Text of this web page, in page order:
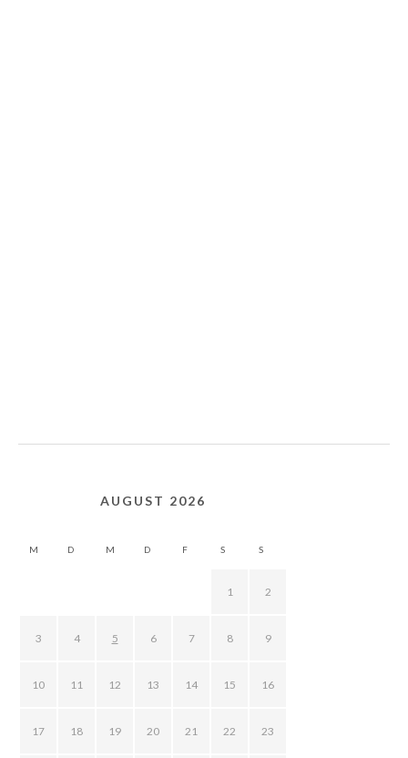
AUGUST 2026
M D M D F S S
1 2
3 4 5 6 7 8 9
10 11 12 13 14 15 16
17 18 19 20 21 22 23